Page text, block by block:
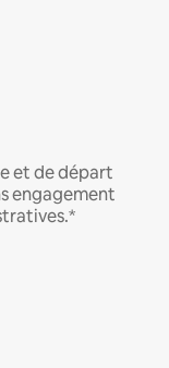
et de départ
engagement